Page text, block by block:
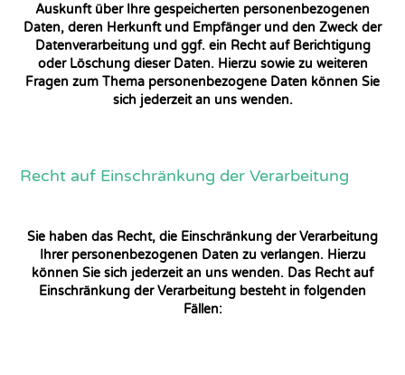
Auskunft über Ihre gespeicherten personenbezogenen
Daten, deren Herkunft und Empfänger und den Zweck der
Datenverarbeitung und ggf. ein Recht auf Berichtigung
oder Löschung dieser Daten. Hierzu sowie zu weiteren
Fragen zum Thema personenbezogene Daten können Sie
sich jederzeit an uns wenden.
Recht auf Einschränkung der Verarbeitung
Sie haben das Recht, die Einschränkung der Verarbeitung
Ihrer personenbezogenen Daten zu verlangen. Hierzu
können Sie sich jederzeit an uns wenden. Das Recht auf
Einschränkung der Verarbeitung besteht in folgenden
Fällen: